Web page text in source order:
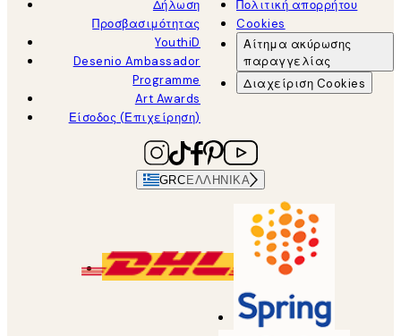
Δήλωση
Προσβασιμότητας
YouthiD
Desenio Ambassador
Programme
Art Awards
Είσοδος (Επιχείρηση)
Πολιτική απορρήτου
Cookies
Αίτημα ακύρωσης
παραγγελίας
Διαχείριση Cookies
GRC ΕΛΛΗΝΙΚΆ